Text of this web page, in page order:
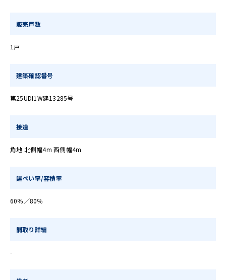
販売戸数
1戸
建築確認番号
第25UDI1W建13285号
接道
角地 北側幅4m 西側幅4m
建ぺい率/容積率
60％／80％
間取り詳細
-